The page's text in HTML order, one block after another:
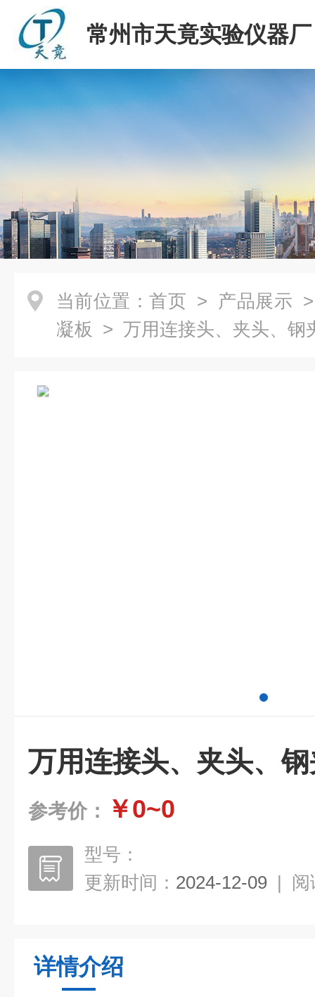
常州市天竟实验仪器厂
当前位置： 首页 > 产品展示
凝板 > 万用连接头、夹头、钢
万用连接头、夹头、
参考价： ￥0~0
型号：
更新时间： 2024-12-09 | 阅
详情介绍